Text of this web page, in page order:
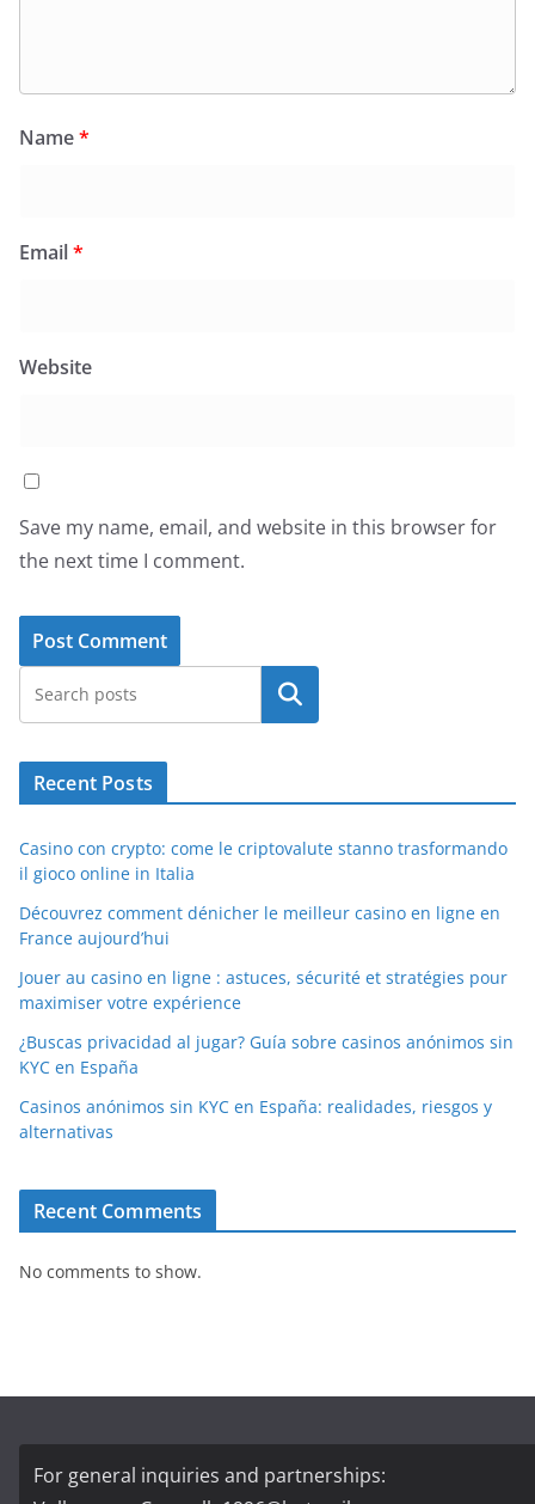
Name*
Email*
Website
Save my name, email, and website in this browser for
the next time I comment.
Search
Recent Posts
Casino con crypto: come le criptovalute stanno trasformando
il gioco online in Italia
Découvrez comment dénicher le meilleur casino en ligne en
France aujourd’hui
Jouer au casino en ligne : astuces, sécurité et stratégies pour
maximiser votre expérience
¿Buscas privacidad al jugar? Guía sobre casinos anónimos sin
KYC en España
Casinos anónimos sin KYC en España: realidades, riesgos y
alternativas
Recent Comments
No comments to show.
For general inquiries and partnerships: